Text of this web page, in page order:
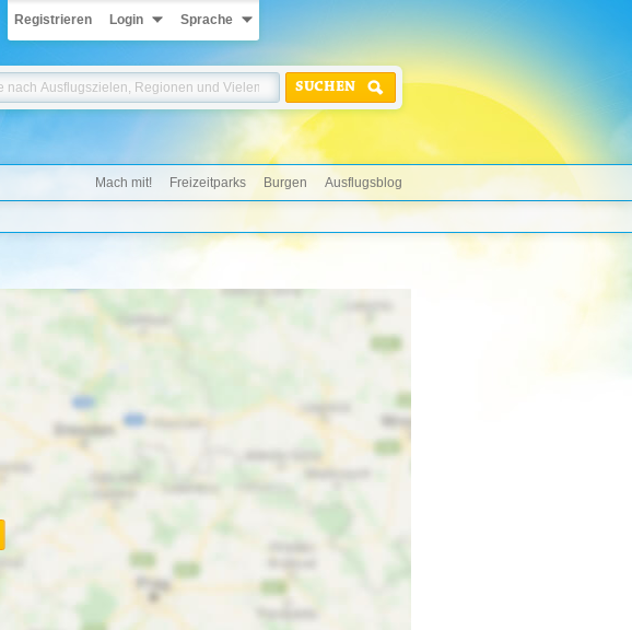
Registrieren Login Sprache
SUCHEN
Mach mit! Freizeitparks Burgen Ausflugsblog